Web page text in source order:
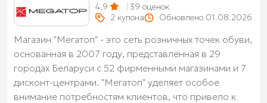
4,9 39 оценок
2 купона Обновлено 01.08.2026
Магазин "Мегатоп" - это сеть розничных точек обуви,
основанная в 2007 году, представленная в 29
городах Беларуси с 52 фирменными магазинами и 7
дисконт-центрами. "Мегатоп" уделяет особое
внимание потребностям клиентов, что привело к